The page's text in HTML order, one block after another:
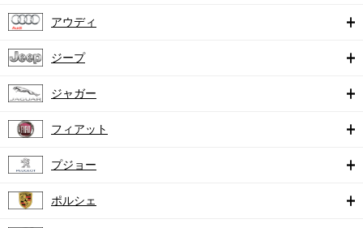
アウディ
ジープ
ジャガー
フィアット
プジョー
ポルシェ